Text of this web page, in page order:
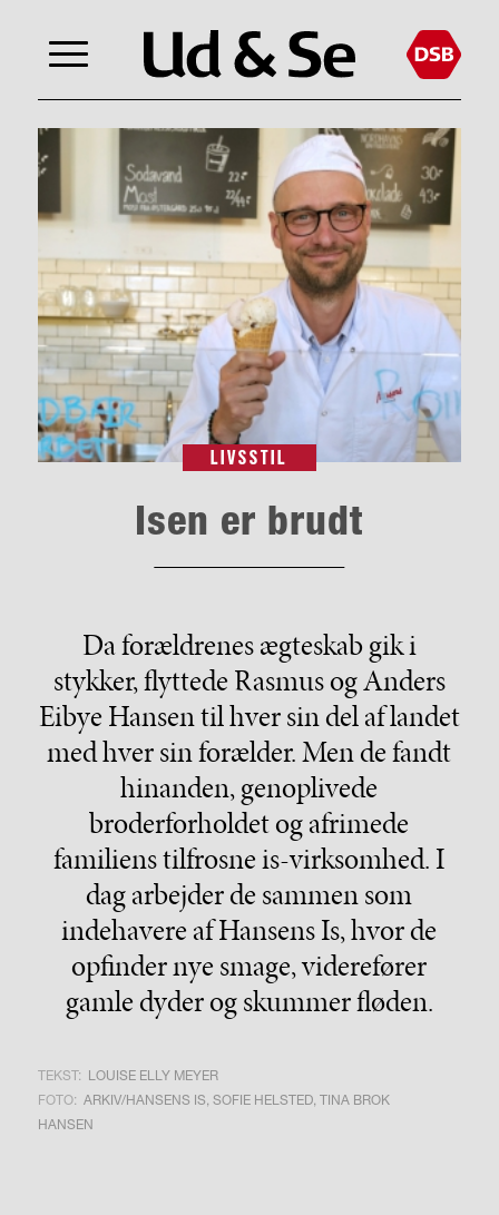
LIVSSTIL
Isen er brudt
Da forældrenes ægteskab gik i
stykker, flyttede Rasmus og Anders
Eibye Hansen til hver sin del af landet
med hver sin forælder. Men de fandt
hinanden, genoplivede
broderforholdet og afrimede
familiens tilfrosne is-virksomhed. I
dag arbejder de sammen som
indehavere af Hansens Is, hvor de
opfinder nye smage, viderefører
gamle dyder og skummer fløden.
TEKST: LOUISE ELLY MEYER
FOTO: ARKIV/HANSENS IS, SOFIE HELSTED, TINA BROK
HANSEN